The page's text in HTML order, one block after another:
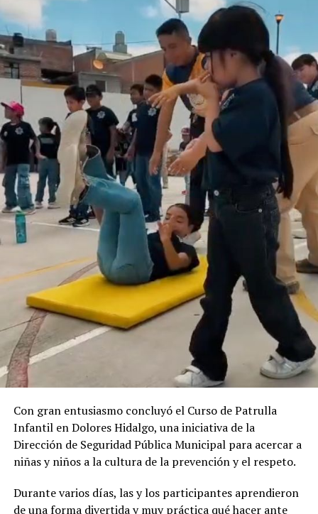
Con gran entusiasmo concluyó el Curso de Patrulla
Infantil en Dolores Hidalgo, una iniciativa de la
Dirección de Seguridad Pública Municipal para acercar a
niñas y niños a la cultura de la prevención y el respeto.
Durante varios días, las y los participantes aprendieron
de una forma divertida y muy práctica qué hacer ante